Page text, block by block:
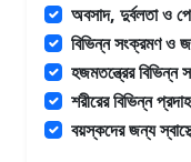
অবসাদ, দুর্বলতা ও
বিভিন্ন সংক্রমণ ও
হজমতন্ত্রের বিভিন্ন
শরীরের বিভিন্ন
বয়স্কদের জন্য